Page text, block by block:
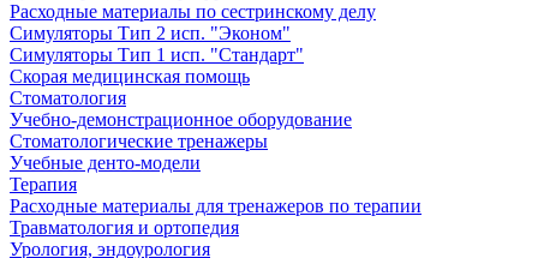
Расходные материалы по сестринскому делу
Симуляторы Тип 2 исп. "Эконом"
Симуляторы Тип 1 исп. "Стандарт"
Скорая медицинская помощь
Стоматология
Учебно-демонстрационное оборудование
Стоматологические тренажеры
Учебные денто-модели
Терапия
Расходные материалы для тренажеров по терапии
Травматология и ортопедия
Урология, эндоурология